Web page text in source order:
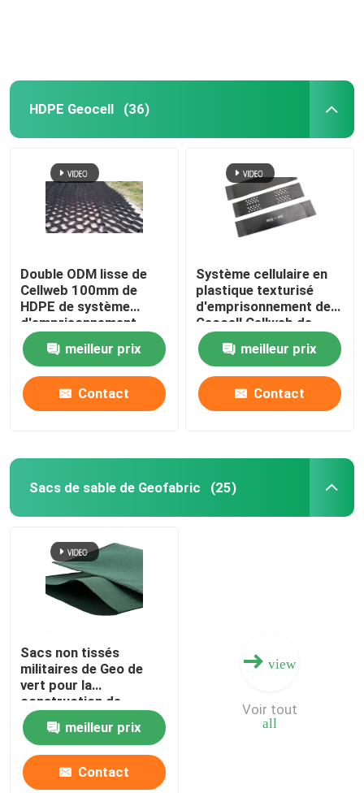
HDPE Geocell (36)
Double ODM lisse de
Cellweb 100mm de
HDPE de système
d'emprisonnement
meilleur prix
Contact
Système cellulaire en
plastique texturisé
d'emprisonnement de
Geocell Cellweb de
HDPE pour la
construction de routes
meilleur prix
Contact
Sacs de sable de Geofabric (25)
Sacs non tissés
militaires de Geo de
vert pour la
construction de
dragage
meilleur prix
Contact
view
all
Voir tout